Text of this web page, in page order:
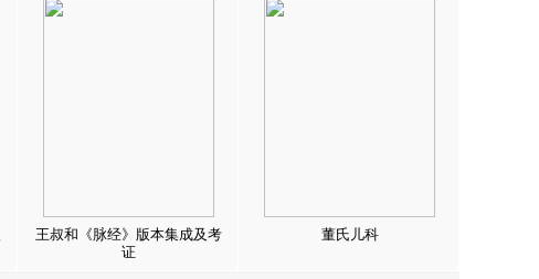
王叔和《脉经》版本集成及考
证
董氏儿科